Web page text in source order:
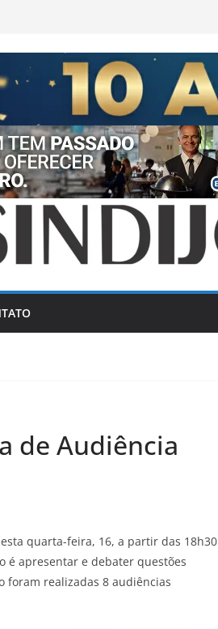
de Audiência
quarta-feira, 16, a partir das 18h30
é apresentar e debater questões
foram realizadas 8 audiências